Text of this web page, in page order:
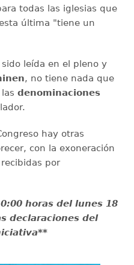
todas las iglesias que
última "tiene un
leída en el pleno y
, no tiene nada que
denominaciones
hay otras
con la exoneración
por
horas del lunes 18
declaraciones del